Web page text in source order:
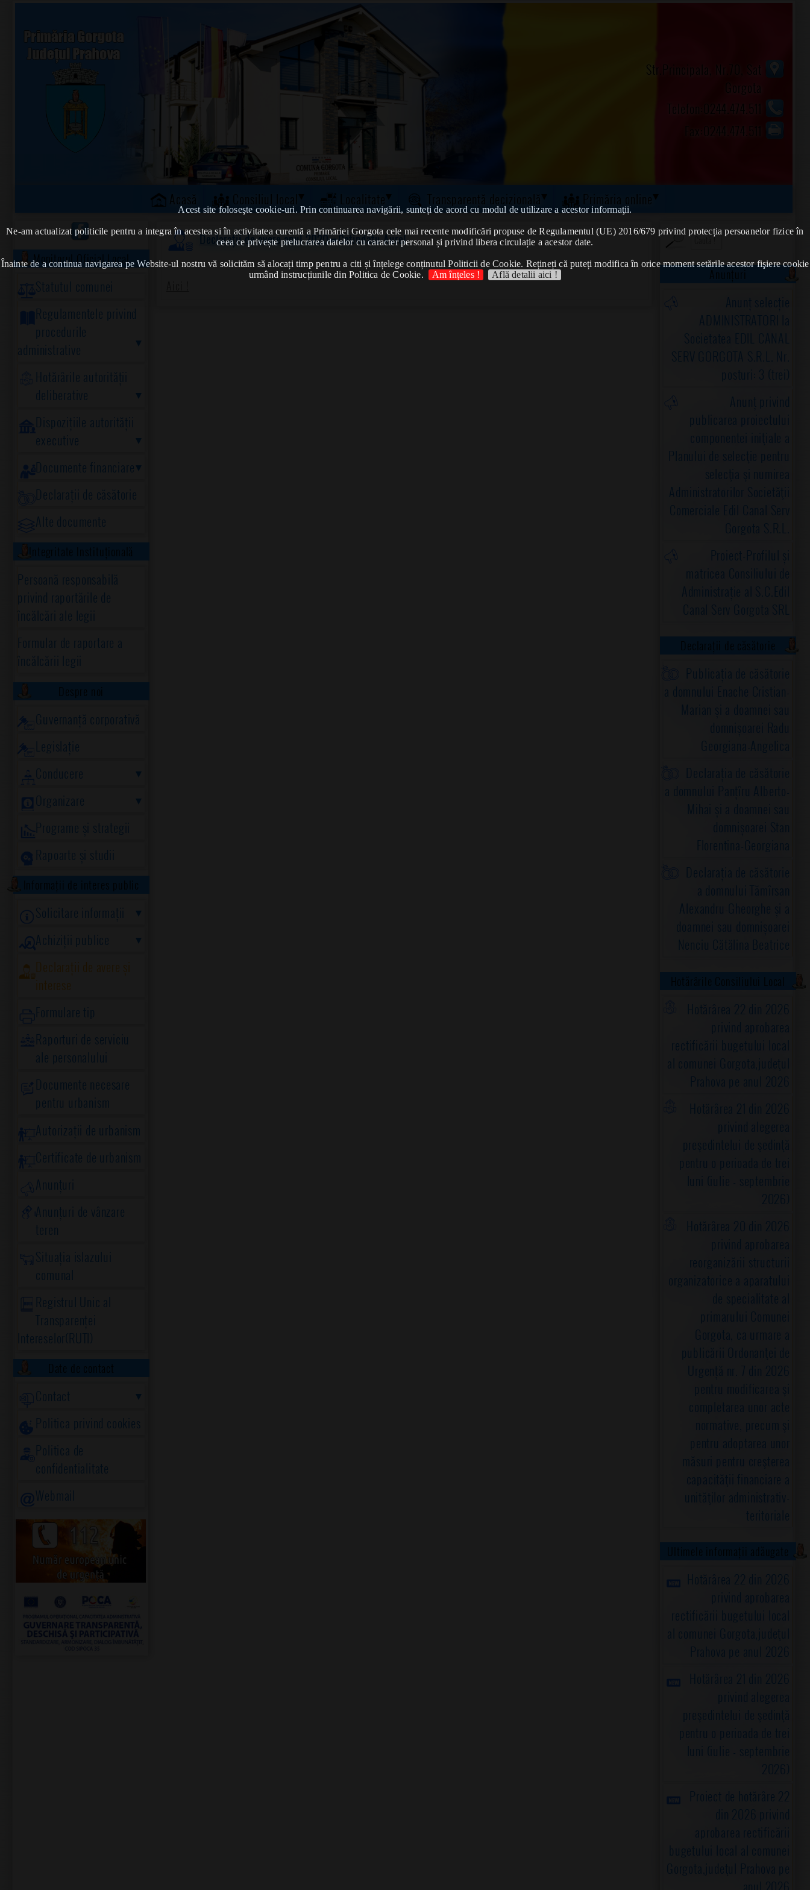
Acest site foloseşte cookie-uri. Prin continuarea navigării, sunteți de acord cu modul de utilizare a acestor informaţii.
Ne-am actualizat politicile pentru a integra în acestea si în activitatea curentă a Primăriei Gorgota cele mai recente modificări propuse de Regulamentul (UE) 2016/679 privind protecția persoanelor fizice în
ceea ce privește prelucrarea datelor cu caracter personal și privind libera circulație a acestor date.
Înainte de a continua navigarea pe Website-ul nostru vă solicităm să alocați timp pentru a citi și înțelege conținutul Politicii de Cookie. Rețineți că puteți modifica în orice moment setările acestor fişiere cookie
urmând instrucțiunile din Politica de Cookie.
Am înțeles ! Află detalii aici !
Acasă Consiliul local Localitate Transparență decizională Primăria online
Str.Principala, Nr.70, Sat
Gorgota
Telefon:0244.474.511
Monitorul Oficial Local
Statutul comunei
Regulamentele privind
procedurile
administrative
Hotărârile autorității
deliberative
Dispozițiile autorității
executive
Documente financiare
Declarații de căsătorie
Alte documente
Integritate Instituțională
Persoană responsabilă
privind raportările de
încălcări ale legii
Formular de raportare a
încălcării legii
Despre noi
Guvernanță corporativă
Legislație
Conducere
Organizare
Programe și strategii
Rapoarte și studii
Informații de interes public
Solicitare informații
Achiziții publice
Declarații de avere și
interese
Formulare tip
Raporturi de serviciu
ale personalului
Documente necesare
pentru urbanism
Autorizații de urbanism
Certificate de urbanism
Anunțuri
Anunțuri de vânzare
teren
Situația islazului
comunal
Registrul Unic al
Transparenței
Intereselor(RUTI)
Date de contact
Contact
Politica privind cookies
Politica de
confidentialitate
Webmail
Declarații de avere anul 2020➠Catindatu Aurel
Anunțuri
Anunț selecție
ADMINISTRATORI la
Societatea EDIL CANAL
SERV GORGOTA S.R.L. Nr.
posturi: 3 (trei)
Anunț privind
publicarea proiectului
componentei iniţiale a
Planului de selecţie pentru
selecţia şi numirea
Administratorilor Societăţii
Comerciale Edil Canal Serv
Gorgota S.R.L.
Proiect-Profilul și
matricea Consiliului de
Administrație al S.C.Edil
Canal Serv Gorgota SRL
Declarații de căsătorie
Publicația de căsătorie
a domnului Enache Cristian-
Marian și a doamnei sau
domnișoarei Radu
Georgiana-Angelica
Declarația de căsătorie
a domnului Panțîru Alberto-
Mihai și a doamnei sau
domnișoarei Stan
Florentina-Georgiana
Declarația de căsătorie
a domnului Tămîrsan
Alexandru-Gheorghe și a
doamnei sau domnișoarei
Nenciu Cătălina Beatrice
Hotărârile Consiliului Local
Hotărârea 22 din 2026
privind aprobarea
rectificării bugetului local
al comunei Gorgota,judeţul
Prahova pe anul 2026
Hotărârea 21 din 2026
privind alegerea
preşedintelui de şedinţă
pentru o perioada de trei
luni (iulie - septembrie
2026)
Hotărârea 20 din 2026
privind aprobarea
reorganizării structurii
organizatorice a aparatului
de specialitate al
primarului Comunei
Gorgota, ca urmare a
publicării Ordonanţei de
Urgență nr. 7 din 2026
pentru modificarea şi
completarea unor acte
normative, precum şi
pentru adoptarea unor
măsuri pentru creşterea
capacităţii financiare a
unităţilor administrativ-
teritoriale
Ultimele informații adăugate
Hotărârea 22 din 2026
privind aprobarea
rectificării bugetului local
al comunei Gorgota,judeţul
Prahova pe anul 2026
Hotărârea 21 din 2026
privind alegerea
preşedintelui de şedinţă
pentru o perioada de trei
luni (iulie - septembrie
2026)
Proiect de hotărâre 22
din 2026 privind
aprobarea rectificării
bugetului local al comunei
Gorgota,judeţul Prahova pe
anul 2026